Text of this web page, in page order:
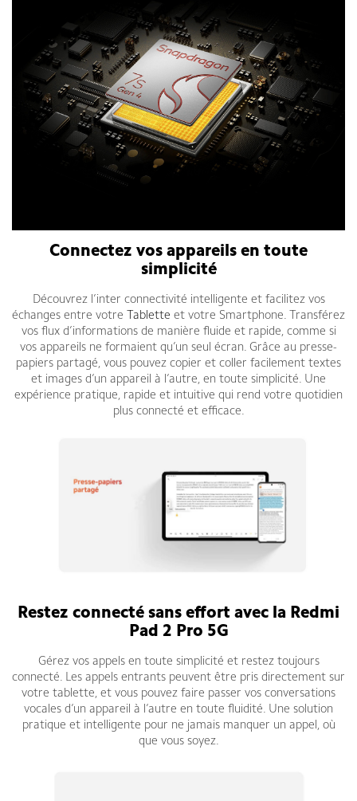
Connectez vos appareils en toute
simplicité
Découvrez l’inter connectivité intelligente et facilitez vos
échanges entre votre
Tablette et votre Smartphone. Transférez
vos flux d’informations de manière fluide et rapide, comme si
vos appareils ne formaient qu’un seul écran. Grâce au presse-
papiers partagé, vous pouvez copier et coller facilement textes
et images d’un appareil à l’autre, en toute simplicité. Une
expérience pratique, rapide et intuitive qui rend votre quotidien
plus connecté et efficace.
Restez connecté sans effort avec la Redmi
Pad 2 Pro 5G
Gérez vos appels en toute simplicité et restez toujours
connecté. Les appels entrants peuvent être pris directement sur
votre tablette, et vous pouvez faire passer vos conversations
vocales d’un appareil à l’autre en toute fluidité. Une solution
pratique et intelligente pour ne jamais manquer un appel, où
que vous soyez.